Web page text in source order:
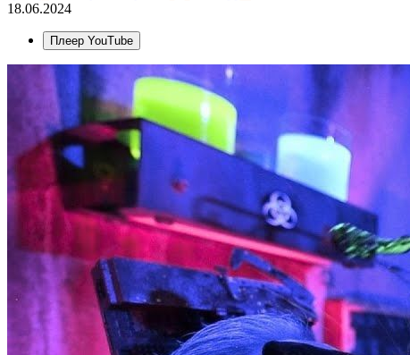
18.06.2024
Плеер YouTube